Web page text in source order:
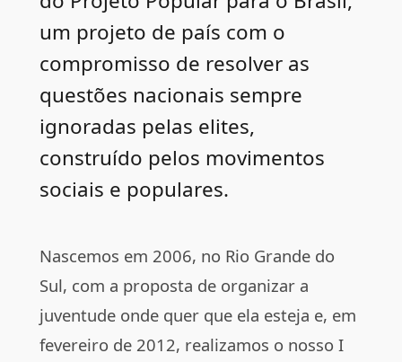
um projeto de país com o
compromisso de resolver as
questões nacionais sempre
ignoradas pelas elites,
construído pelos movimentos
sociais e populares.
Nascemos em 2006, no Rio Grande do
Sul, com a proposta de organizar a
juventude onde quer que ela esteja e, em
fevereiro de 2012, realizamos o nosso I